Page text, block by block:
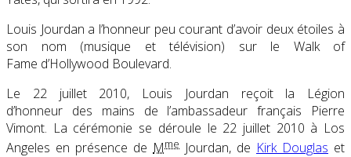
Louis Jourdan a l’honneur peu courant d’avoir deux étoiles à
son nom (musique et télévision) sur le Walk of
Fame d’Hollywood Boulevard.
Le 22 juillet 2010, Louis Jourdan reçoit la Légion
d’honneur des mains de l’ambassadeur français Pierre
Vimont. La cérémonie se déroule le 22 juillet 2010 à Los
Angeles en présence de Mme Jourdan, de Kirk Douglas et